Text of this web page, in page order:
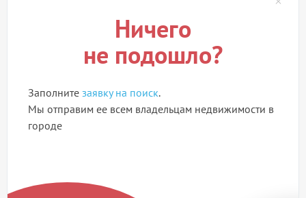
Ничего
не подошло?
Заполните заявку на поиск.
Мы отправим ее всем владельцам недвижимости в
городе